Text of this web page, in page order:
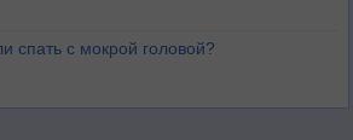
спать с мокрой головой?